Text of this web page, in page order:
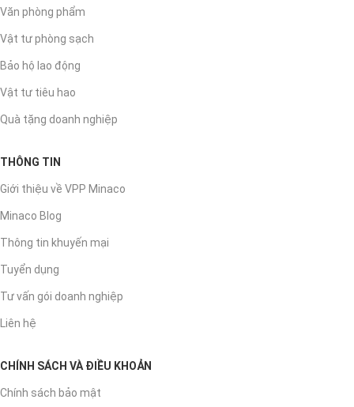
Văn phòng phẩm
Vật tư phòng sạch
Bảo hộ lao động
Vật tư tiêu hao
Quà tặng doanh nghiệp
THÔNG TIN
Giới thiệu về VPP Minaco
Minaco Blog
Thông tin khuyến mại
Tuyển dụng
Tư vấn gói doanh nghiệp
Liên hệ
CHÍNH SÁCH VÀ ĐIỀU KHOẢN
Chính sách bảo mật